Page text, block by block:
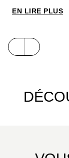
EN LIRE PLUS